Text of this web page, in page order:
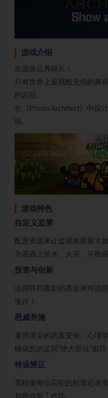
游戏介绍
欢迎各位典狱长！
只有世界上最残酷无情的典
的囚犯。
在《Prison Architect》中设
狱。
游戏特色
自定义监禁
配置资源来让监狱发挥最大
为若遇上洪水、火灾、斗殴
投资与创新
运用联邦拨款的基金来对抗
项目！
恩威并施
雇用顶尖的武装安保、心理
确保您的监狱“绝大部分”都
特设矫正
需根据每位囚犯的犯罪记录
划和自新工作坊。